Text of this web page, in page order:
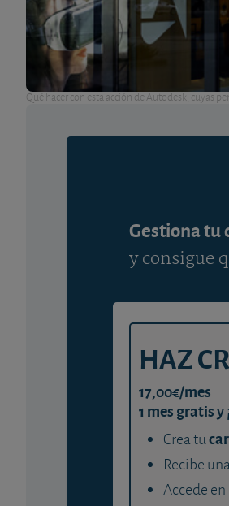
Qué hacer con esta acción de Autodesk, cuyas
Gestiona tu
y consigue
HAZ
17,00€/mes
1 mes gratis
Crea tu
Recibe
Accede